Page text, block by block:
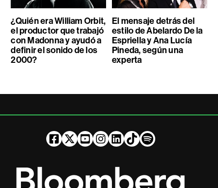
¿Quién era William Orbit,
el productor que trabajó
con Madonna y ayudó a
definir el sonido de los
2000?
El mensaje detrás del
estilo de Abelardo De la
Espriella y Ana Lucía
Pineda, según una
experta